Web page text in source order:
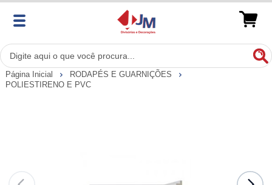
Página Inicial
RODAPÉS E GUARNIÇÕES
POLIESTIRENO E PVC